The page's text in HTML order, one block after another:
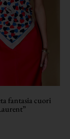
fantasia cuori